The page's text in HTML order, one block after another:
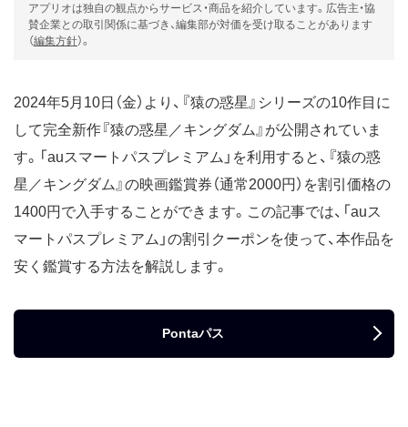
アプリオは独自の観点からサービス・商品を紹介しています。広告主・協
賛企業との取引関係に基づき、編集部が対価を受け取ることがあります
（編集方針）。
2024年5月10日（金）より、『猿の惑星』シリーズの10作目に
して完全新作『猿の惑星／キングダム』が公開されていま
す。「auスマートパスプレミアム」を利用すると、『猿の惑
星／キングダム』の映画鑑賞券（通常2000円）を割引価格の
1400円で入手することができます。この記事では、「auス
マートパスプレミアム」の割引クーポンを使って、本作品を
安く鑑賞する方法を解説します。
Pontaパス